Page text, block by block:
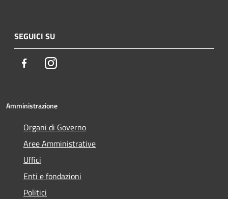
SEGUICI SU
FacebookInstagram
Amministrazione
Organi di Governo
Aree Amministrative
Uffici
Enti e fondazioni
Politici